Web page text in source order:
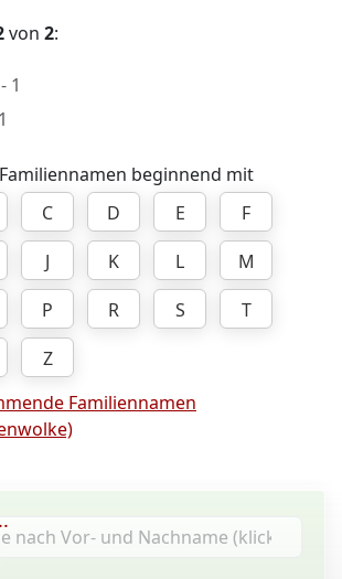
von 2:
- 1
beginnend mit
C D E
F
J K L
M
P R S
T
Z
Familiennamen